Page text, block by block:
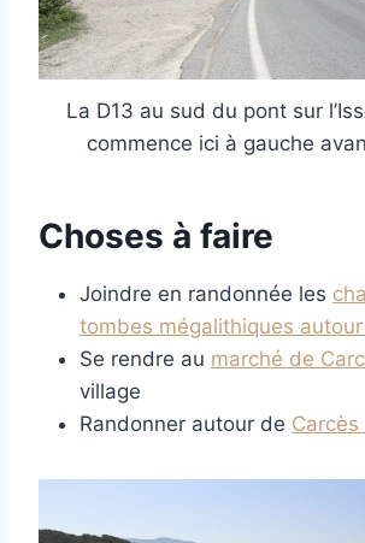
La D13 au sud du pont sur
commence ici à gauche
Choses à faire
Joindre en randonnée les
tombes mégalithiques
Se rendre au marché de
village
Randonner autour de